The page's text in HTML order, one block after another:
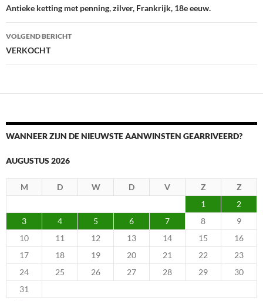
Antieke ketting met penning, zilver, Frankrijk, 18e eeuw.
VOLGEND BERICHT
VERKOCHT
WANNEER ZIJN DE NIEUWSTE AANWINSTEN GEARRIVEERD?
AUGUSTUS 2026
M D W D V Z
Z
1
2
3
4 5 6 7 8
9
10
11 12 13 14 15
16
17
18 19 20 21 22
23
24
25 26 27 28 29
30
31